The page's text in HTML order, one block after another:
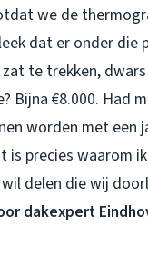
we de
dat er onder die
te trekken,
Bijna €8.000. Had
worden met een
is precies waarom
delen die wij
dakexpert